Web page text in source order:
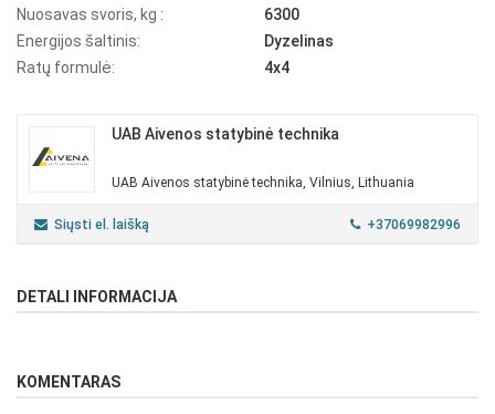
Nuosavas svoris, kg :
6300
Energijos šaltinis:
Dyzelinas
Ratų formulė:
4x4
UAB Aivenos statybinė technika
UAB Aivenos statybinė technika, Vilnius, Lithuania
Siųsti el. laišką +37069982996
DETALI INFORMACIJA
KOMENTARAS